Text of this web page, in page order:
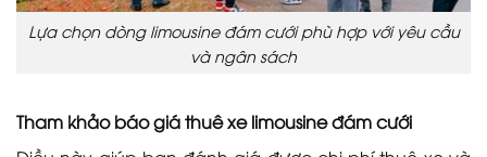
Lựa chọn dòng limousine đám cưới phù hợp với yêu cầu
và ngân sách
Tham khảo báo giá thuê xe limousine đám cưới